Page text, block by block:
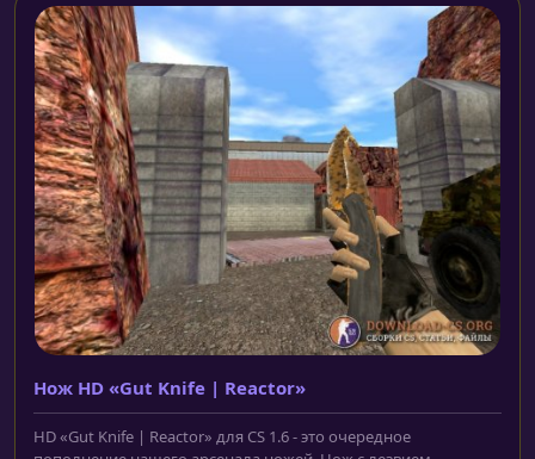
Нож HD «Gut Knife | Reactor»
HD «Gut Knife | Reactor» для CS 1.6 - это очередное